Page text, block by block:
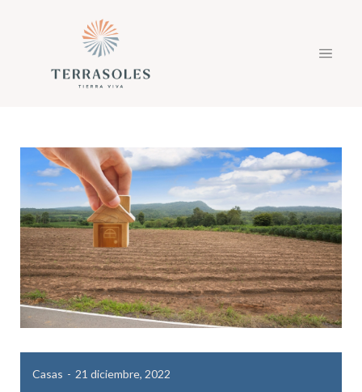
Casas 21 diciembre, 2022